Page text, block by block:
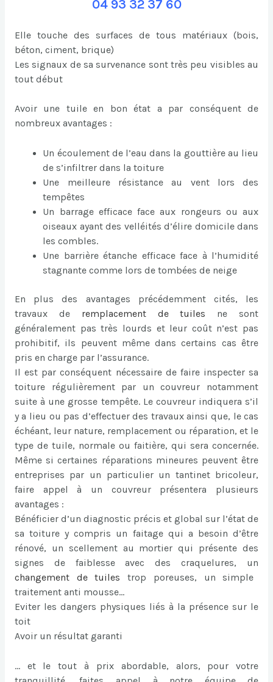
04 93 32 37 60
Elle touche des surfaces de tous matériaux (bois,
béton, ciment, brique)
Les signaux de sa survenance sont très peu visibles au
tout début
Avoir une tuile en bon état a par conséquent de
nombreux avantages :
Un écoulement de l’eau dans la gouttière au lieu
de s’infiltrer dans la toiture
Une meilleure résistance au vent lors des
tempêtes
Un barrage efficace face aux rongeurs ou aux
oiseaux ayant des velléités d’élire domicile dans
les combles.
Une barrière étanche efficace face à l’humidité
stagnante comme lors de tombées de neige
En plus des avantages précédemment cités, les
travaux de
remplacement de tuiles
ne sont
généralement pas très lourds et leur coût n’est pas
prohibitif, ils peuvent même dans certains cas être
pris en charge par l’assurance.
Il est par conséquent nécessaire de faire inspecter sa
toiture régulièrement par un couvreur notamment
suite à une grosse tempête. Le couvreur indiquera s’il
y a lieu ou pas d’effectuer des travaux ainsi que, le cas
échéant, leur nature, remplacement ou réparation, et le
type de tuile, normale ou faitière, qui sera concernée.
Même si certaines réparations mineures peuvent être
entreprises par un particulier un tantinet bricoleur,
faire appel à un couvreur présentera plusieurs
avantages :
Bénéficier d’un diagnostic précis et global sur l’état de
sa toiture y compris un faitage qui a besoin d’être
rénové, un scellement au mortier qui présente des
signes de faiblesse avec des craquelures, un
changement de tuiles trop poreuses, un simple
traitement anti mousse…
Eviter les dangers physiques liés à la présence sur le
toit
Avoir un résultat garanti
… et le tout à prix abordable, alors, pour votre